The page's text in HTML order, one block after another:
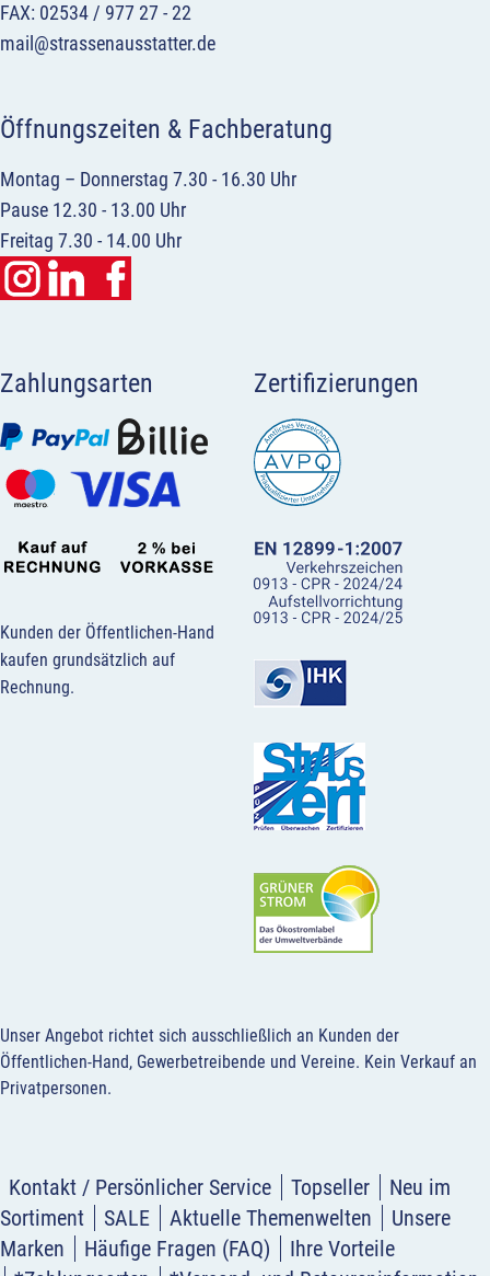
FAX: 02534 / 977 27 - 22
mail@strassenausstatter.de
Öffnungszeiten & Fachberatung
Montag – Donnerstag 7.30 - 16.30 Uhr
Pause 12.30 - 13.00 Uhr
Freitag 7.30 - 14.00 Uhr
Zahlungsarten
Kunden der Öffentlichen-Hand
kaufen grundsätzlich auf
Rechnung.
Zertifizierungen
Unser Angebot richtet sich ausschließlich an Kunden der
Öffentlichen-Hand, Gewerbetreibende und Vereine. Kein Verkauf an
Privatpersonen.
Kontakt / Persönlicher Service Topseller
Neu im
Sortiment
SALE Aktuelle Themenwelten
Unsere
Marken
Häufige Fragen (FAQ)
Ihre Vorteile